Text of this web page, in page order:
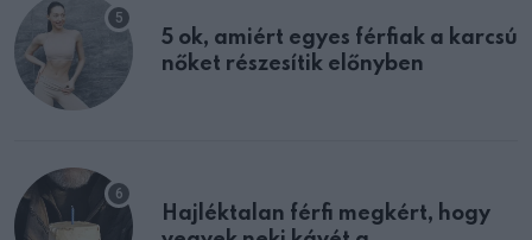
5 ok, amiért egyes férfiak a karcsú
nőket részesítik előnyben
Hajléktalan férfi megkért, hogy